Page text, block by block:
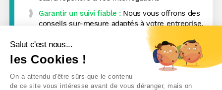
Garantir un suivi fiable :Nous vous offrons des
conseils sur-mesure adaptés à votre entreprise,
Garantir un suivi constant :
Nous vous
garantissons un accompagnement personnalisé
tout au long de la vie de l’entreprise qui vous
confère une plus-value
Salut c'est nous...
les Cookies !
On a attendu d'être sûrs que le contenu
de ce site vous intéresse avant de vous déranger, mais on